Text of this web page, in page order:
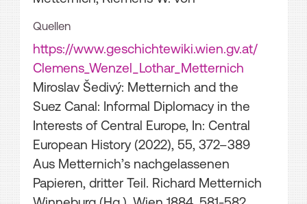
Quellen
https://www.geschichtewiki.wien.gv.at/
Clemens_Wenzel_Lothar_Metternich
Miroslav Šedivý: Metternich and the
Suez Canal: Informal Diplomacy in the
Interests of Central Europe, In: Central
European History (2022), 55, 372–389
Aus Metternich’s nachgelassenen
Papieren, dritter Teil. Richard Metternich